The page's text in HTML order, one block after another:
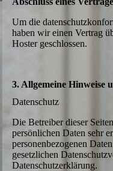
Um die
haben wir einen Vertrag
Hoster geschlossen.
3. Allgemeine Hinweise
Datenschutz
Die Betreiber dieser
persönlichen Daten sehr
personenbezogenen
gesetzlichen
Datenschutzerklärung.